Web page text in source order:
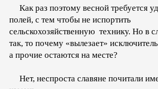
Как раз поэтому весной требуется
полей, с тем чтобы не испортить
сельскохозяйственную технику. Но в
так, то почему «вылезает»
а прочие остаются на месте?
Нет, неспроста славяне почитали